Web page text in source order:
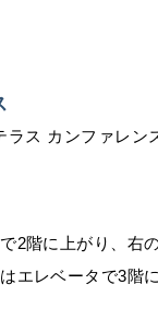
ラス カンファレン
2階に上がり、右
エレベータで3階